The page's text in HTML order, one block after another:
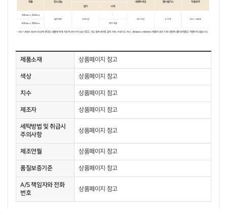
제품소재 상품페이지 참고
색상 상품페이지 참고
치수 상품페이지 참고
제조자 상품페이지 참고
세탁방법 및 취급시
주의사항
상품페이지 참고
제조연월 상품페이지 참고
품질보증기준 상품페이지 참고
A/S 책임자와 전화
번호
상품페이지 참고